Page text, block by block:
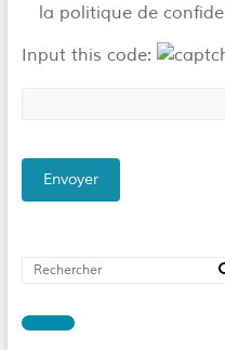
la politique de
Input this code: